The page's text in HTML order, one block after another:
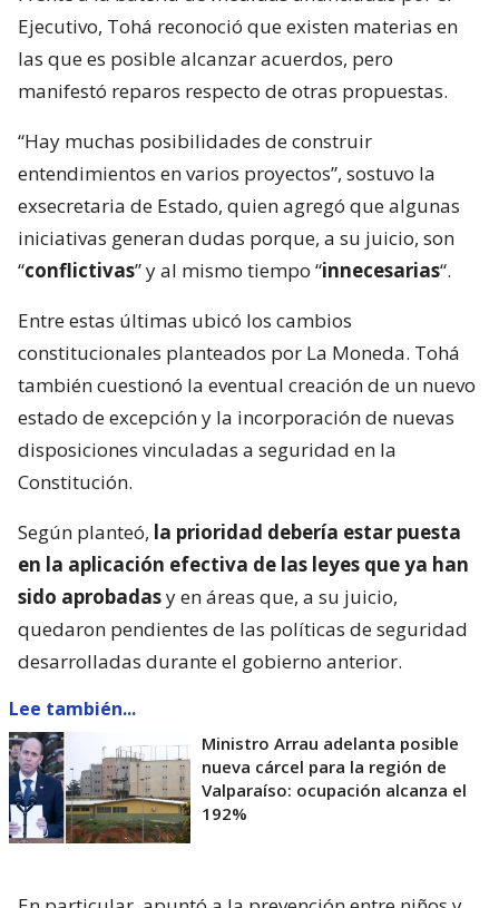
Ejecutivo, Tohá reconoció que existen materias en
las que es posible alcanzar acuerdos, pero
manifestó reparos respecto de otras propuestas.
“Hay muchas posibilidades de construir
entendimientos en varios proyectos”, sostuvo la
exsecretaria de Estado, quien agregó que algunas
iniciativas generan dudas porque, a su juicio, son
“conflictivas” y al mismo tiempo “innecesarias“.
Entre estas últimas ubicó los cambios
constitucionales planteados por La Moneda. Tohá
también cuestionó la eventual creación de un nuevo
estado de excepción y la incorporación de nuevas
disposiciones vinculadas a seguridad en la
Constitución.
Según planteó, la prioridad debería estar puesta
en la aplicación efectiva de las leyes que ya han
sido aprobadasy en áreas que, a su juicio,
quedaron pendientes de las políticas de seguridad
desarrolladas durante el gobierno anterior.
Lee también...
Ministro Arrau adelanta posible
nueva cárcel para la región de
Valparaíso: ocupación alcanza el
192%